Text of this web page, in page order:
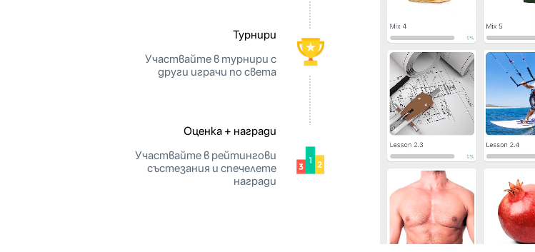
Турнири
Участвайте в турнири с
други играчи по света
Оценка + награди
Участвайте в рейтингови
състезания и спечелете
награди